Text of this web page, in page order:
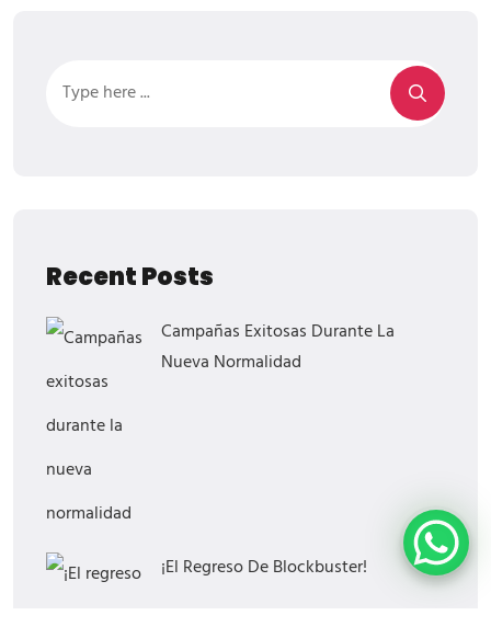
Recent Posts
Campañas Exitosas Durante La
Nueva Normalidad
¡El Regreso De Blockbuster!